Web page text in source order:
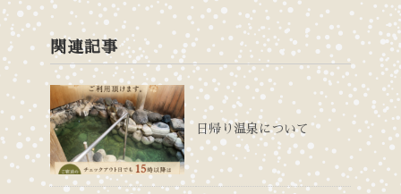
関連記事
日帰り温泉について